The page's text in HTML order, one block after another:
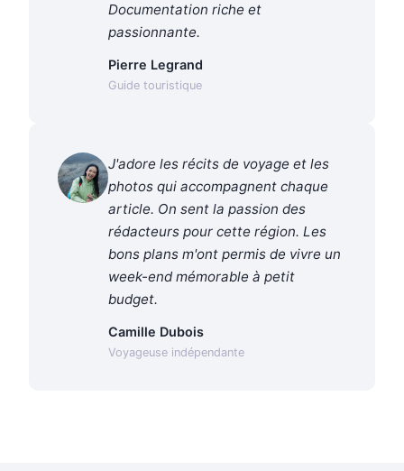
Documentation riche et
passionnante.
Pierre Legrand
Guide touristique
J'adore les récits de voyage et les
photos qui accompagnent chaque
article. On sent la passion des
rédacteurs pour cette région. Les
bons plans m'ont permis de vivre un
week-end mémorable à petit
budget.
Camille Dubois
Voyageuse indépendante